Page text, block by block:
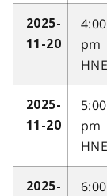
2025-
11-20
4:00
pm
HNE
2025-
11-20
5:00
pm
HNE
2025-
6:00